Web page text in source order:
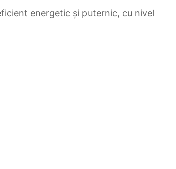
energetic și puternic, cu nivel